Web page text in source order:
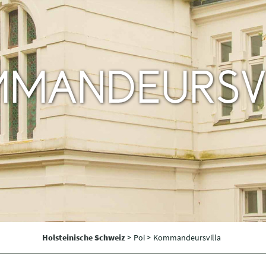
Holsteinische Schweiz> Poi > Kommandeursvilla